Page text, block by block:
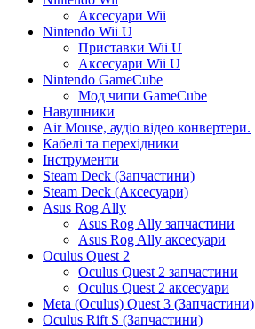
Аксесуари Wii
Nintendo Wii U
Приставки Wii U
Аксесуари Wii U
Nintendo GameCube
Мод чипи GameCube
Навушники
Air Mouse, аудіо відео конвертери.
Кабелі та перехідники
Інструменти
Steam Deck (Запчастини)
Steam Deck (Аксесуари)
Asus Rog Ally
Asus Rog Ally запчастини
Asus Rog Ally аксесуари
Oculus Quest 2
Oculus Quest 2 запчастини
Oculus Quest 2 аксесуари
Meta (Oculus) Quest 3 (Запчастини)
Oculus Rift S (Запчастини)